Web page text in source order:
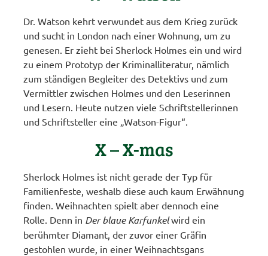
Dr. Watson kehrt verwundet aus dem Krieg zurück
und sucht in London nach einer Wohnung, um zu
genesen. Er zieht bei Sherlock Holmes ein und wird
zu einem Prototyp der Kriminalliteratur, nämlich
zum ständigen Begleiter des Detektivs und zum
Vermittler zwischen Holmes und den Leserinnen
und Lesern. Heute nutzen viele Schriftstellerinnen
und Schriftsteller eine „Watson-Figur“.
X – X-mas
Sherlock Holmes ist nicht gerade der Typ für
Familienfeste, weshalb diese auch kaum Erwähnung
finden. Weihnachten spielt aber dennoch eine
Rolle. Denn in Der blaue Karfunkelwird ein
berühmter Diamant, der zuvor einer Gräfin
gestohlen wurde, in einer Weihnachtsgans